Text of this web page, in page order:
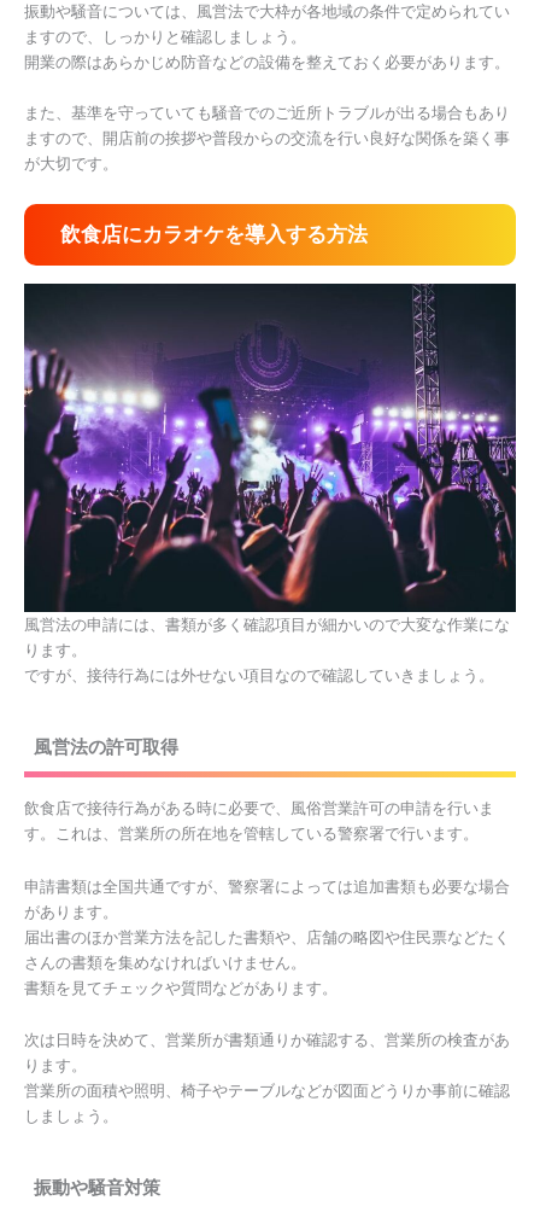
振動や騒音については、風営法で大枠が各地域の条件で定められてい
ますので、しっかりと確認しましょう。
開業の際はあらかじめ防音などの設備を整えておく必要があります。
また、基準を守っていても騒音でのご近所トラブルが出る場合もあり
ますので、開店前の挨拶や普段からの交流を行い良好な関係を築く事
が大切です。
飲食店にカラオケを導入する方法
風営法の申請には、書類が多く確認項目が細かいので大変な作業にな
ります。
ですが、接待行為には外せない項目なので確認していきましょう。
風営法の許可取得
飲食店で接待行為がある時に必要で、風俗営業許可の申請を行いま
す。これは、営業所の所在地を管轄している警察署で行います。
申請書類は全国共通ですが、警察署によっては追加書類も必要な場合
があります。
届出書のほか営業方法を記した書類や、店舗の略図や住民票などたく
さんの書類を集めなければいけません。
書類を見てチェックや質問などがあります。
次は日時を決めて、営業所が書類通りか確認する、営業所の検査があ
ります。
営業所の面積や照明、椅子やテーブルなどが図面どうりか事前に確認
しましょう。
振動や騒音対策